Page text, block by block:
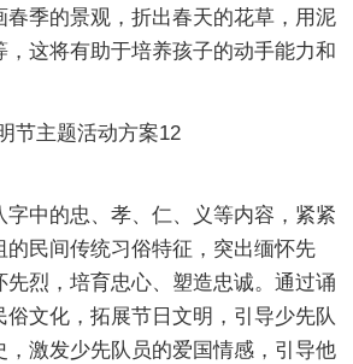
春季的景观，折出春天的花草，用泥
，这将有助于培养孩子的动手能力和
字中的忠、孝、仁、义等内容，紧紧
的民间传统习俗特征，突出缅怀先
先烈，培育忠心、塑造忠诚。通过诵
文化，拓展节日文明，引导少先队
，激发少先队员的爱国情感，引导他
节主题活动方案12